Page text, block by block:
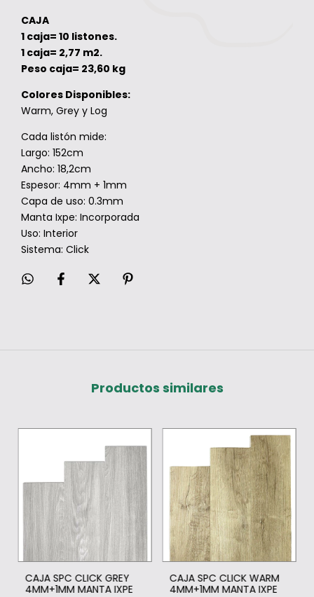
CAJA
1 caja= 10 listones.
1 caja= 2,77 m2.
Peso caja= 23,60 kg
Colores Disponibles:
Warm, Grey y Log
Cada listón mide:
Largo: 152cm
Ancho: 18,2cm
Espesor: 4mm + 1mm
Capa de uso: 0.3mm
Manta Ixpe: Incorporada
Uso: Interior
Sistema: Click
Productos similares
CAJA SPC CLICK GREY
4MM+1MM MANTA IXPE
CAJA SPC CLICK WARM
4MM+1MM MANTA IXPE